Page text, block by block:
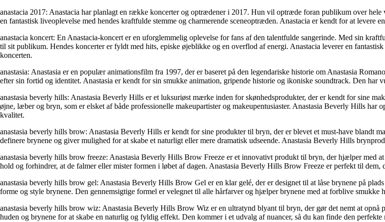
anastacia 2017: Anastacia har planlagt en række koncerter og optrædener i 2017. Hun vil optræde foran publikum over hele
en fantastisk liveoplevelse med hendes kraftfulde stemme og charmerende sceneoptræden. Anastacia er kendt for at levere
anastacia koncert: En Anastacia-koncert er en uforglemmelig oplevelse for fans af den talentfulde sangerinde. Med sin
til sit publikum. Hendes koncerter er fyldt med hits, episke øjeblikke og en overflod af energi. Anastacia leverer en
koncerten.
anastasia: Anastasia er en populær animationsfilm fra 1997, der er baseret på den legendariske historie om Anastasia
efter sin fortid og identitet. Anastasia er kendt for sin smukke animation, gripende historie og ikoniske soundtrack. Den har
anastasia beverly hills: Anastasia Beverly Hills er et luksuriøst mærke inden for skønhedsprodukter, der er kendt for sine
øjne, læber og bryn, som er elsket af både professionelle makeupartister og makeupentusiaster. Anastasia Beverly Hills
kvalitet.
anastasia beverly hills brow: Anastasia Beverly Hills er kendt for sine produkter til bryn, der er blevet et must-have blandt
definere brynene og giver mulighed for at skabe et naturligt eller mere dramatisk udseende. Anastasia Beverly Hills
anastasia beverly hills brow freeze: Anastasia Beverly Hills Brow Freeze er et innovativt produkt til bryn, der hjælper med
hold og forhindrer, at de falmer eller mister formen i løbet af dagen. Anastasia Beverly Hills Brow Freeze er perfekt til dem,
anastasia beverly hills brow gel: Anastasia Beverly Hills Brow Gel er en klar gelé, der er designet til at låse brynene på
forme og style brynene. Den gennemsigtige formel er velegnet til alle hårfarver og hjælper brynene med at forblive smukke
anastasia beverly hills brow wiz: Anastasia Beverly Hills Brow Wiz er en ultratynd blyant til bryn, der gør det nemt at
huden og brynene for at skabe en naturlig og fyldig effekt. Den kommer i et udvalg af nuancer, så du kan finde den